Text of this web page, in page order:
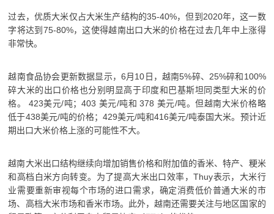
过去，优质大米仅占大米生产结构的35-40%，但到2020年，这一数
字将达到75-80%，这使得越南出口大米的价格在过去几年中上涨得
非常快。
越南食品协会更新数据显示，6月10日，越南5%碎、25%碎和100%
碎大米的出口价格也分别明显高于印度和巴基斯坦同类型大米的价
格。 423美元/吨；403 美元/吨和 378 美元/吨。但越南大米价格略
低于438美元/吨的价格； 429美元/吨和416美元/吨泰国大米。 预计近
期出口大米价格上涨的可能性不大。
越南大米出口结构继续向增加销售价格和附加值的香米、特产、粳米
和高档白米方向转变。 为了提高大米出口效率，Thuy表示，大米行
业需要重新审视每个市场的进口需求，确定消费低价普通大米的市
场、高档大米市场和香米市场。 此外，越南还需要关注与地区国家的